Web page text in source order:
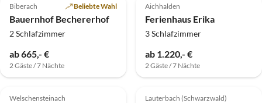
Biberach Beliebte Wahl
Bauernhof Bechererhof
2 Schlafzimmer
ab 665,- €
2 Gäste / 7 Nächte
Aichhalden
Ferienhaus Erika
3 Schlafzimmer
ab 1.220,- €
2 Gäste / 7 Nächte
3.9 (10)
Welschensteinach
4.0 (9)
Lauterbach (Schwarzwald)